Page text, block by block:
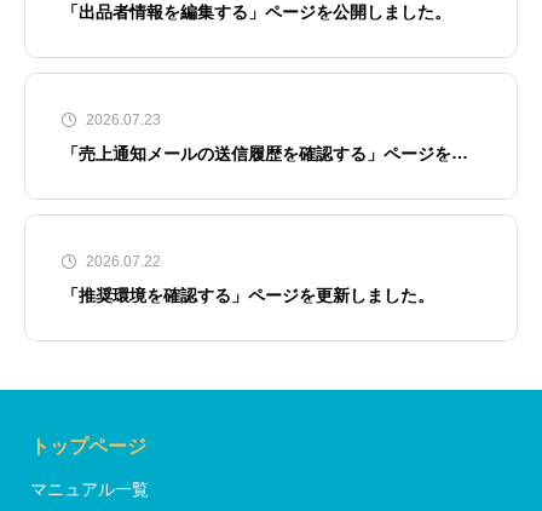
「出品者情報を編集する」ページを公開しました。
2026.07.23
「売上通知メールの送信履歴を確認する」ページを公
2026.07.22
「推奨環境を確認する」ページを更新しました。
トップページ
マニュアル一覧